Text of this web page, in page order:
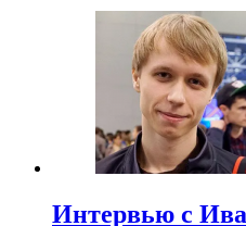
Интервью с